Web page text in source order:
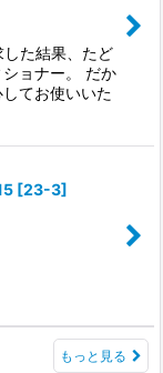
た結果、たど
ョナー。 だか
てお使いいた
[23-3]
もっと見る